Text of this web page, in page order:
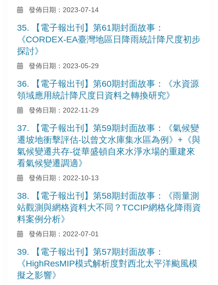
發佈日期：2023-07-14
35. 【電子報出刊】第61期封面故事：
《CORDEX-EA臺灣地區日降雨統計降尺度初步
探討》
發佈日期：2023-05-29
36. 【電子報出刊】第60期封面故事：《水資源
領域應用統計降尺度日資料之轉換研究》
發佈日期：2022-11-29
37. 【電子報出刊】第59期封面故事：《氣候變
遷坡地衝擊評估-以曾文水庫集水區為例》+《與
氣候變遷共存-從華盛頓自來水淨水場的重建來
看氣候變遷調適》
發佈日期：2022-10-13
38. 【電子報出刊】第58期封面故事：《雨量測
站觀測與網格資料大不同？TCCIP網格化降雨資
料案例分析》
發佈日期：2022-07-01
39. 【電子報出刊】第57期封面故事：
《HighResMIP模式解析度對西北太平洋颱風模
擬之影響》